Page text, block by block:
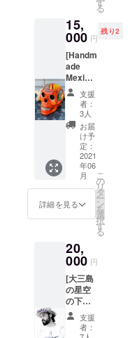
52,肩幅
46,袖丈
22 *L:着
丈72,身
幅55,肩
幅50,袖
丈22
*XL:着
丈75,身
幅60,肩
幅55,袖
丈23閉
じる
ミーを
実現す
る為
に、今
出来る
こと。 -
本当に
必要な
物か見
極める -
ロング
ライフ
なデザ
インや
製品を
造には
長く着
質なも
の、リ
サイク
ル原料
を積極
的に使
用 -過剰
包装を
さける -
く食べ
るため
として
スター
トした
avot.の
モツ
鍋。 解
体後即
冷凍し
た全く
臭みの
ないモ
ツを使
牛蒡の
甘みを
き出し
たアゴ
出汁
ベース
に鷄と
人参で
旨みを
プラス
をお淹
れ致し
一緒に
大三島
を楽し
みま
しょう♪
*有効期
限:リ
ターン
開始よ
り3年
間。 *1
名様分
のお値
段で
様迄。 *
車付
き。 *開
催希望
日は備
考欄ま
たは
メール
謝致し
ます。 *
サイズ
は
S,M,L,X
Lからお
好みの
サイズ
をお選
び頂け
ます。
*S:着丈
63,身幅
47,肩幅
42,袖丈
18 *M:
着丈68,
*L:着丈
72,身幅
50,袖丈
22 *XL:
着丈75,
身幅60,
肩幅55,
す
る
15,
000 円
残り2
[Handm
ade
Mexica
n Skull]
今回の
プロ
ジェク
トの為
に今ま
でホ
ビーと
して集
めてい
た、メ
キシカ
レク
ション
を出さ
せて頂
きま
す。 • •
メキシ
コに
支援
者：
3人
お届
け予
定：
2021
年06
月
詳細を見る
こ
の
リ
タ
ー
ン
を
選
択
す
る
20,
000 円
[大三島
の星空
の下で
開店す
る、そ
の日一
支援
者：